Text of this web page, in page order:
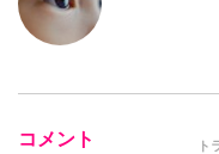
コメント ト